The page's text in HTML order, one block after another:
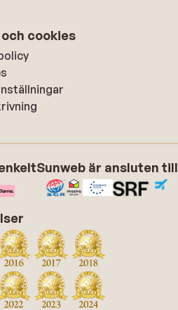
cookies
Sunweb är ansluten till